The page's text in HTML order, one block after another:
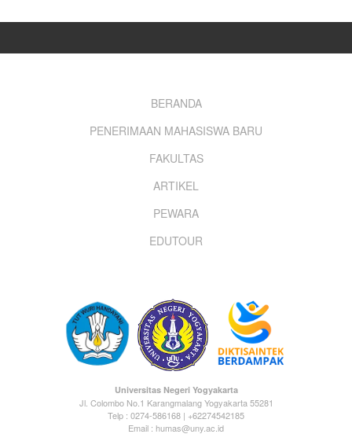
BERANDA
PENERIMAAN MAHASISWA BARU
FAKULTAS
ARTIKEL
PEWARA
EDUTOUR
Universitas Negeri Yogyakarta
Jl. Colombo No.1 Karangmalang Yogyakarta 55281
Telp : 0274-586168 | +62274542185
Email : humas@uny.ac.id